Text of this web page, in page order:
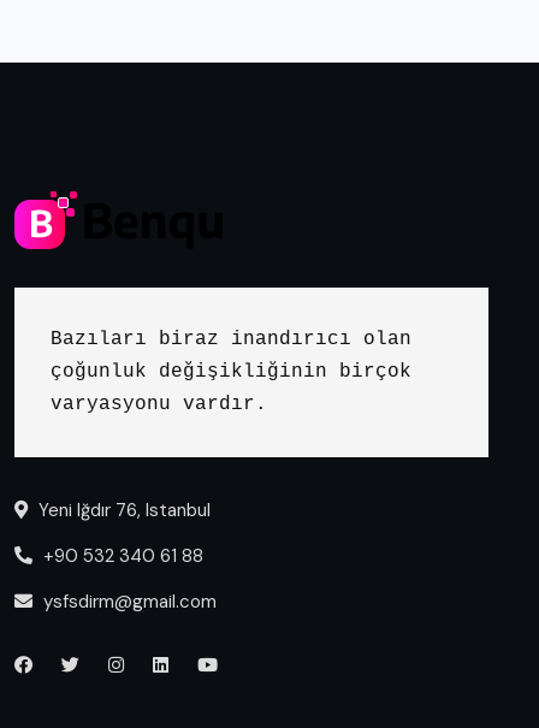
Bazıları biraz inandırıcı olan
çoğunluk değişikliğinin birçok
varyasyonu vardır.
Yeni Iğdır 76, Istanbul
+90 532 340 61 88
ysfsdirm@gmail.com